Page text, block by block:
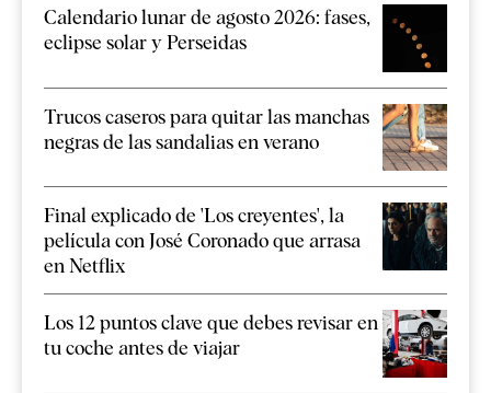
Calendario lunar de agosto 2026: fases,
eclipse solar y Perseidas
Trucos caseros para quitar las manchas
negras de las sandalias en verano
Final explicado de 'Los creyentes', la
película con José Coronado que arrasa
en Netflix
Los 12 puntos clave que debes revisar en
tu coche antes de viajar